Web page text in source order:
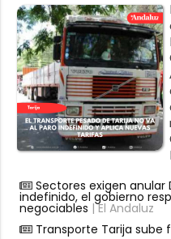
Sectores exigen
indefinido, el gobierno
negociables | El Andaluz
Transporte Tarija sube